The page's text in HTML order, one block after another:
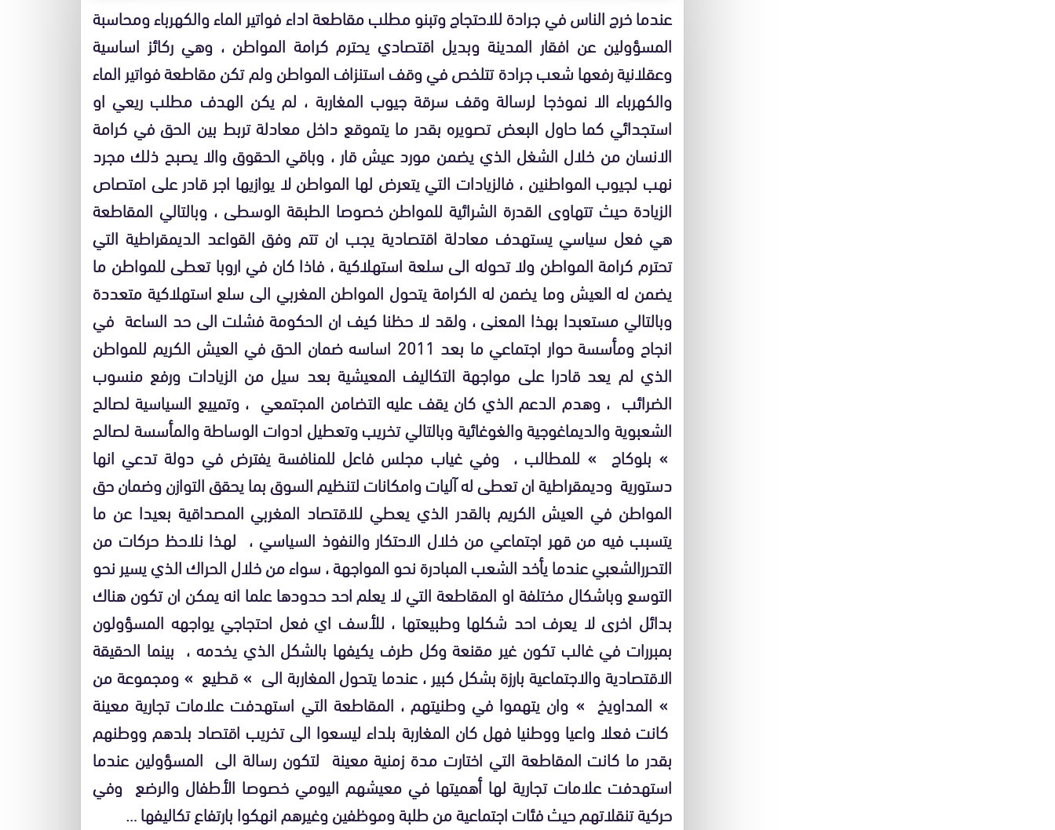
عندما خرج الناس في جرادة للاحتجاج وتبنو مطلب مقاطعة اداء فواتير الماء والكهرباء ومحاسبة
المسؤولين عن افقار المدينة وبديل اقتصادي يحترم كرامة المواطن ، وهي ركائز اساسية
وعقلانية رفعها شعب جرادة تتلخص في وقف استنزاف المواطن ولم تكن مقاطعة فواتير الماء
والكهرباء الا نموذجا لرسالة وقف سرقة جيوب المغاربة ، لم يكن الهدف مطلب ريعي او
استجدائي كما حاول البعض تصويره بقدر ما يتموقع داخل معادلة تربط بين الحق في كرامة
الانسان من خلال الشغل الذي يضمن مورد عيش قار ، وباقي الحقوق والا يصبح ذلك مجرد
نهب لجيوب المواطنين ، فالزيادات التي يتعرض لها المواطن لا يوازيها اجر قادر على امتصاص
الزيادة حيث تتهاوى القدرة الشرائية للمواطن خصوصا الطبقة الوسطى ، وبالتالي المقاطعة
هي فعل سياسي يستهدف معادلة اقتصادية يجب ان تتم وفق القواعد الديمقراطية التي
تحترم كرامة المواطن ولا تحوله الى سلعة استهلاكية ، فاذا كان في اروبا تعطى للمواطن ما
يضمن له العيش وما يضمن له الكرامة يتحول المواطن المغربي الى سلع استهلاكية متعددة
وبالتالي مستعبدا بهذا المعنى ، ولقد لا حظنا كيف ان الحكومة فشلت الى حد الساعة في
انجاح ومأسسة حوار اجتماعي ما بعد 2011 اساسه ضمان الحق في العيش الكريم للمواطن
الذي لم يعد قادرا على مواجهة التكاليف المعيشية بعد سيل من الزيادات ورفع منسوب
الضرائب ، وهدم الدعم الذي كان يقف عليه التضامن المجتمعي ، وتمييع السياسية لصالح
الشعبوية والديماغوجية والغوغائية وبالتالي تخريب وتعطيل ادوات الوساطة والمأسسة لصالح
» بلوكاج » للمطالب ، وفي غياب مجلس فاعل للمنافسة يفترض في دولة تدعي انها
دستورية وديمقراطية ان تعطى له آليات وامكانات لتنظيم السوق بما يحقق التوازن وضمان حق
المواطن في العيش الكريم بالقدر الذي يعطي للاقتصاد المغربي المصداقية بعيدا عن ما
يتسبب فيه من قهر اجتماعي من خلال الاحتكار والنفوذ السياسي ، لهذا نلاحظ حركات من
التحررالشعبي عندما يأخد الشعب المبادرة نحو المواجهة ، سواء من خلال الحراك الذي يسير نحو
التوسع وباشكال مختلفة او المقاطعة التي لا يعلم احد حدودها علما انه يمكن ان تكون هناك
بدائل اخرى لا يعرف احد شكلها وطبيعتها ، للأسف اي فعل احتجاجي يواجهه المسؤولون
بمبررات في غالب تكون غير مقنعة وكل طرف يكيفها بالشكل الذي يخدمه ، بينما الحقيقة
الاقتصادية والاجتماعية بارزة بشكل كبير ، عندما يتحول المغاربة الى » قطيع » ومجموعة من
» المداويخ » وان يتهموا في وطنيتهم ، المقاطعة التي استهدفت علامات تجارية معينة
كانت فعلا واعيا ووطنيا فهل كان المغاربة بلداء ليسعوا الى تخريب اقتصاد بلدهم ووطنهم
بقدر ما كانت المقاطعة التي اختارت مدة زمنية معينة لتكون رسالة الى المسؤولين عندما
استهدفت علامات تجارية لها أهميتها في معيشهم اليومي خصوصا الأطفال والرضع وفي
حركية تنقلاتهم حيث فئات اجتماعية من طلبة وموظفين وغيرهم انهكوا بارتفاع تكاليفها …